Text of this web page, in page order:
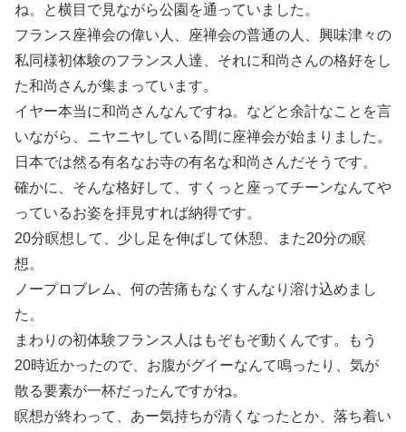
ね。と横目で見ながら公園を通っていました。
フランス座禅会の偉い人、座禅会の普通の人、興味津々の
私同様初体験のフランス人達、それに和尚さんの格好をし
た和尚さんが集まっています。
イヤー本当に和尚さんなんですね。などと余計なことを言
いながら、ニヤニヤしている間に座禅会が始まりました。
日本では然る有名なお寺の有名な和尚さんだそうです。
確かに、そんな格好して、すくっと座ってチーンなんてや
っているお姿を拝見すれば納得です。
20分瞑想して、少し足を伸ばして休憩、また20分の瞑
想。
ノープロブレム、何の苦痛もなくすんなり溶け込めまし
た。
まわりの初体験フランス人はもぞもぞ動くんです。もう
20時近かったので、お腹がグイーなんて鳴ったり、気が
散る要素が一杯だったんですがね。
瞑想が終わって、あー気持ちが清くなったとか、落ち着い